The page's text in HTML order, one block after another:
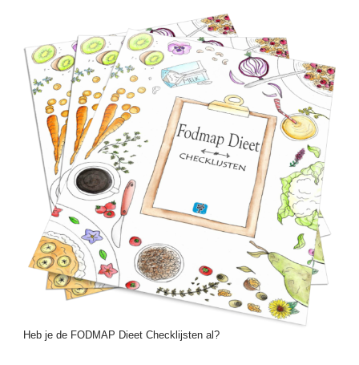
Heb je de FODMAP Dieet Checklijsten al?